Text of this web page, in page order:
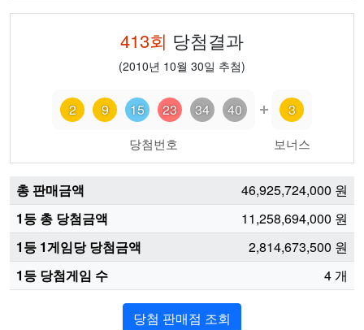
413회 당첨결과
(2010년 10월 30일 추첨)
당첨번호
2 9 15 23 34 40
보너스
3
총 판매금액 46,925,724,000 원
1등 총 당첨금액
11,258,694,000 원
1등 1게임당 당첨금액
2,814,673,500 원
1등 당첨게임 수
4개
당첨 판매점 조회